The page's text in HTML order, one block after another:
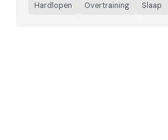
Hardlopen
Overtraining Slaap